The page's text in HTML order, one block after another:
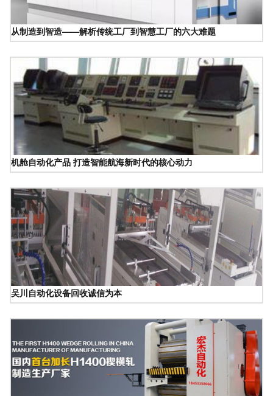
从制造到智造——解析传统工厂到智慧工厂的六大难题
机舱自动化产品 打造智能航海新时代的核心动力
吴川自动化设备回收诚信为本